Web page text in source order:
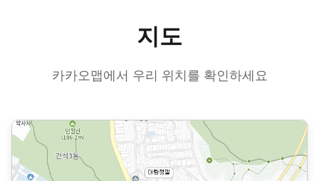
지도
카카오맵에서 우리 위치를 확인하세요